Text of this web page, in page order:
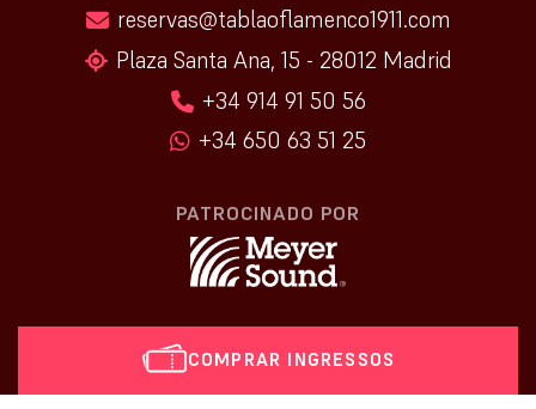
COMPRAR INGRESSOS
reservas@tablaoflamenco1911.com
Plaza Santa Ana, 15 - 28012 Madrid
+34 914 91 50 56
+34 650 63 51 25
PATROCINADO POR